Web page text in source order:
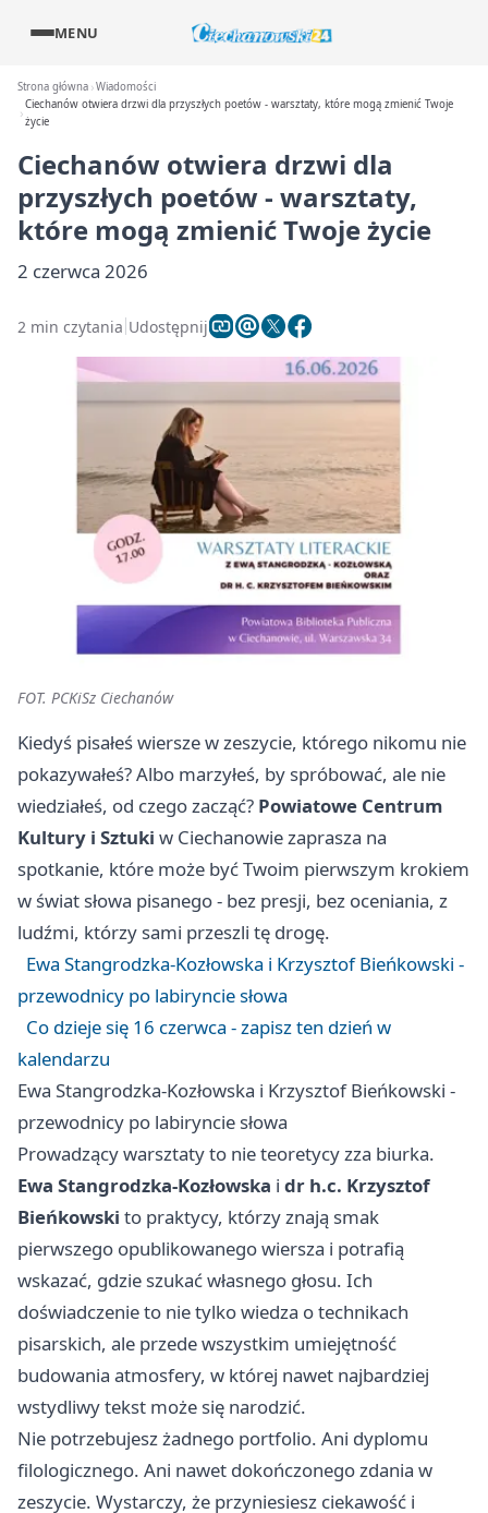
MENU
Strona główna Wiadomości
Ciechanów otwiera drzwi dla przyszłych poetów - warsztaty, które mogą zmienić Twoje
życie
Ciechanów otwiera drzwi dla
przyszłych poetów - warsztaty,
które mogą zmienić Twoje życie
2 czerwca 2026
2 min czytania Udostępnij
FOT. PCKiSz Ciechanów
Kiedyś pisałeś wiersze w zeszycie, którego nikomu nie
pokazywałeś? Albo marzyłeś, by spróbować, ale nie
wiedziałeś, od czego zacząć? Powiatowe Centrum
Kultury i Sztuki w Ciechanowie zaprasza na
spotkanie, które może być Twoim pierwszym krokiem
w świat słowa pisanego - bez presji, bez oceniania, z
ludźmi, którzy sami przeszli tę drogę.
Ewa Stangrodzka-Kozłowska i Krzysztof Bieńkowski -
przewodnicy po labiryncie słowa
Co dzieje się 16 czerwca - zapisz ten dzień w
kalendarzu
Ewa Stangrodzka-Kozłowska i Krzysztof Bieńkowski -
przewodnicy po labiryncie słowa
Prowadzący warsztaty to nie teoretycy zza biurka.
Ewa Stangrodzka-Kozłowska i dr h.c. Krzysztof
Bieńkowski to praktycy, którzy znają smak
pierwszego opublikowanego wiersza i potrafią
wskazać, gdzie szukać własnego głosu. Ich
doświadczenie to nie tylko wiedza o technikach
pisarskich, ale przede wszystkim umiejętność
budowania atmosfery, w której nawet najbardziej
wstydliwy tekst może się narodzić.
Nie potrzebujesz żadnego portfolio. Ani dyplomu
filologicznego. Ani nawet dokończonego zdania w
zeszycie. Wystarczy, że przyniesiesz ciekawość i